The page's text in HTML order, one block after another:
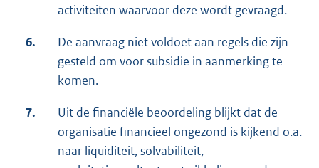
activiteiten waarvoor deze wordt gevraagd.
6.
De aanvraag niet voldoet aan regels die zijn
gesteld om voor subsidie in aanmerking te
komen.
7.
Uit de financiële beoordeling blijkt dat de
organisatie financieel ongezond is kijkend o.a.
naar liquiditeit, solvabiliteit,